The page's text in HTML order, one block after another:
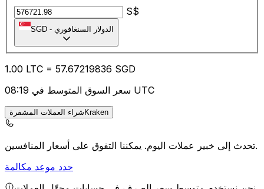
S$
SGD - الدولار السنغافوري
1.00 LTC = 57.67219836 SGD
سعر السوق المتوسط في 08:19 UTC
شراء العملات المشفرةKraken
تحدث إلى خبير عملات اليوم.يمكننا التفوق على أسعار المنافسين.
حدد موعد مكالمة